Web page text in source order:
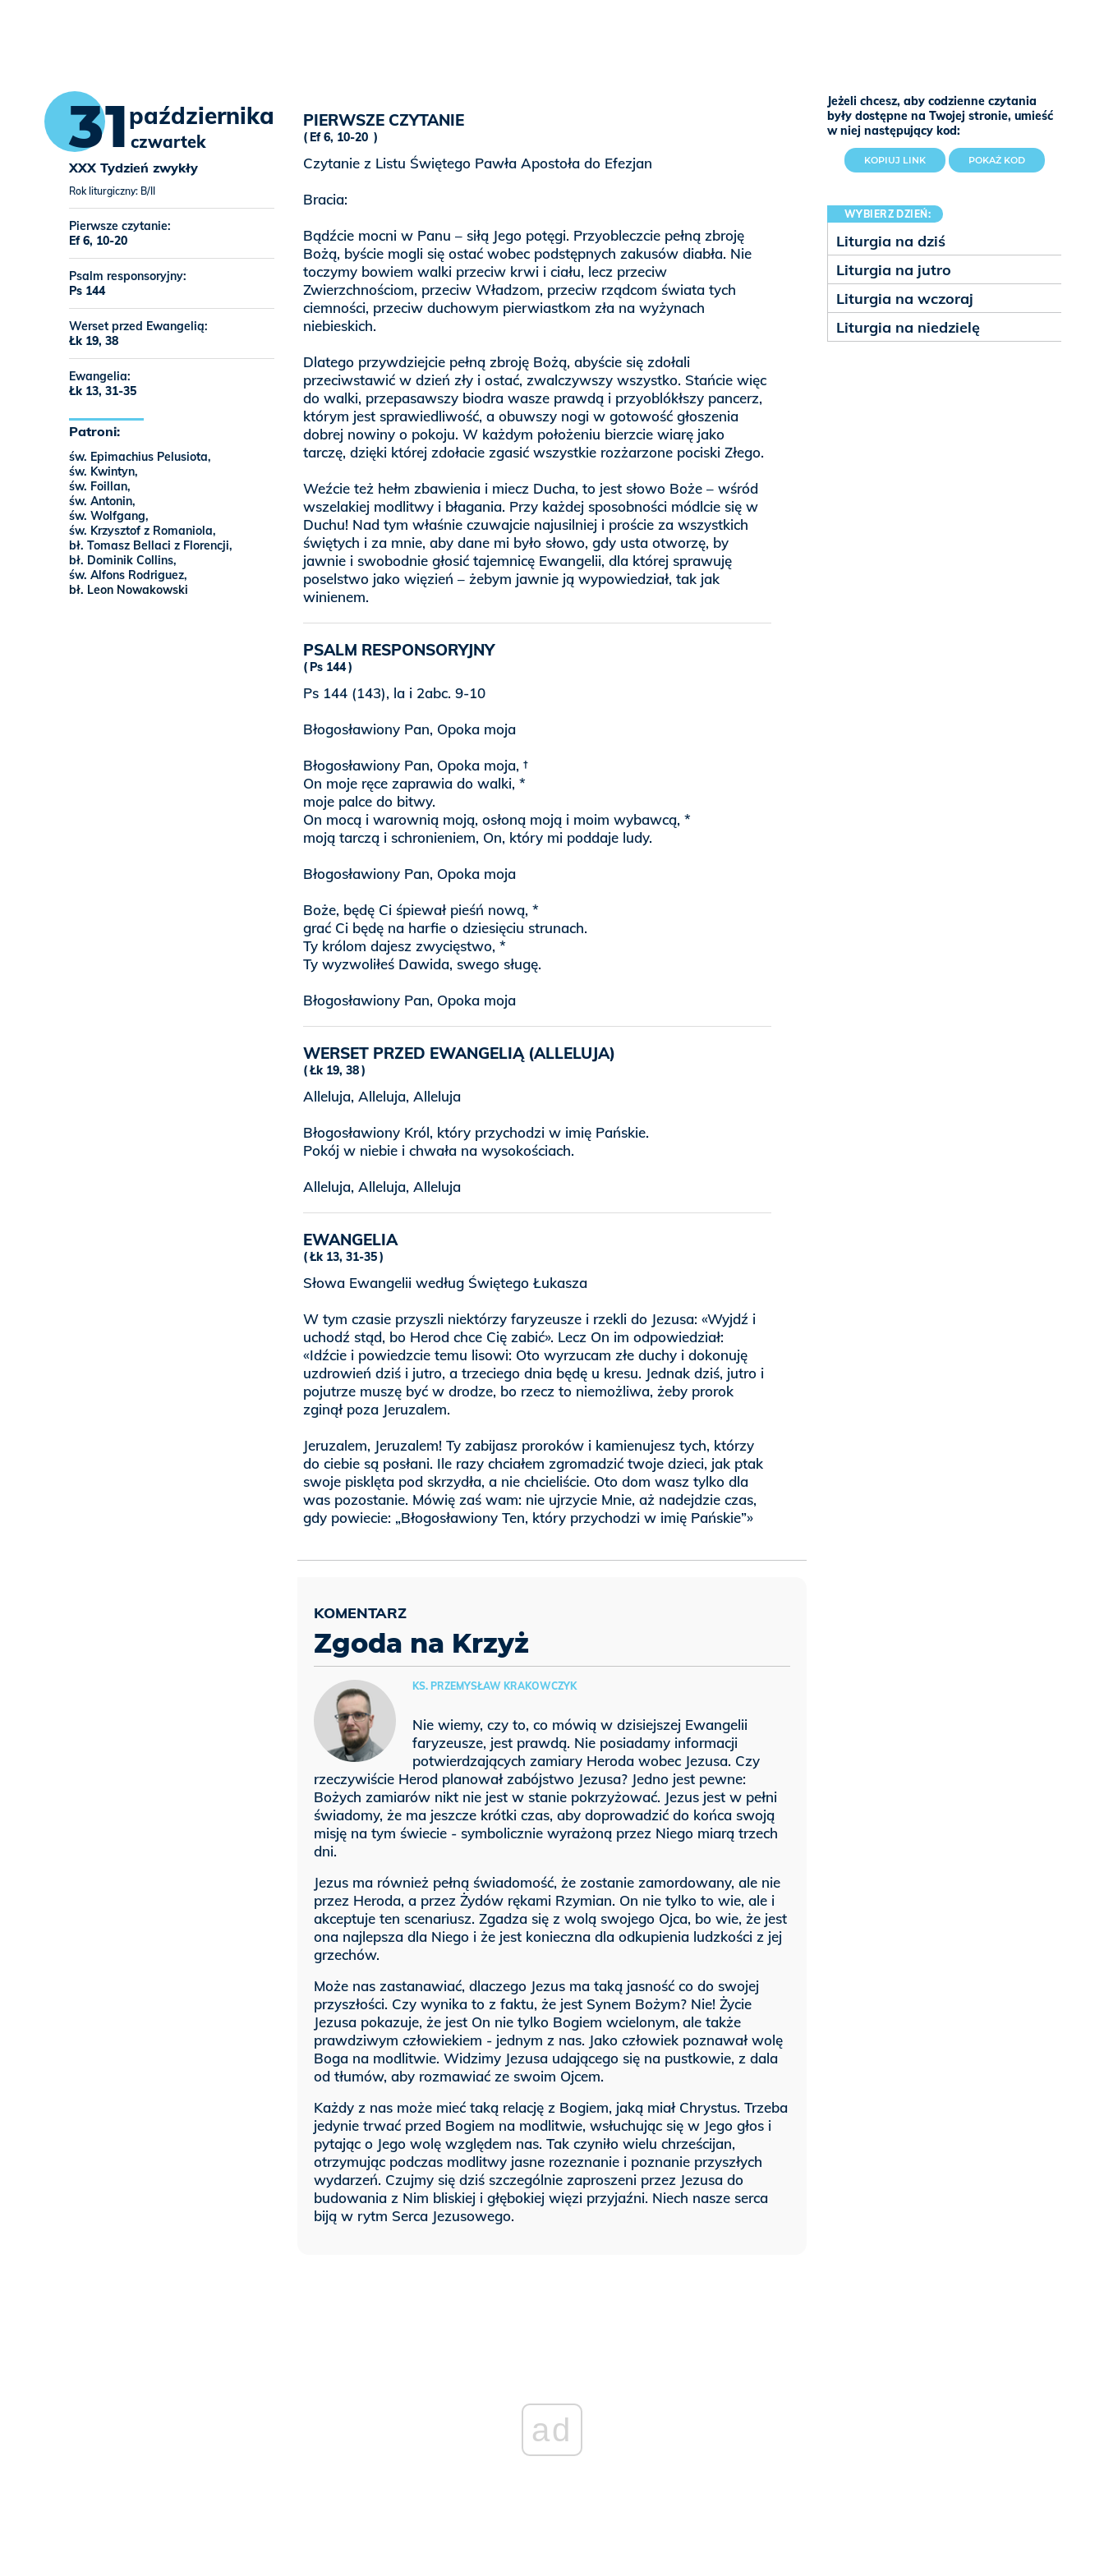
31października
czwartek
XXX Tydzień zwykły
Rok liturgiczny: B/II
Pierwsze czytanie:
Ef 6, 10-20
Psalm responsoryjny:
Ps 144
Werset przed Ewangelią:
Łk 19, 38
Ewangelia:
Łk 13, 31-35
Patroni:
św. Epimachius Pelusiota,
św. Kwintyn,
św. Foillan,
św. Antonin,
św. Wolfgang,
św. Krzysztof z Romaniola,
bł. Tomasz Bellaci z Florencji,
bł. Dominik Collins,
św. Alfons Rodriguez,
bł. Leon Nowakowski
PIERWSZE CZYTANIE
Ef 6, 10-20
Czytanie z Listu Świętego Pawła Apostoła do Efezjan
Bracia:
Bądźcie mocni w Panu – siłą Jego potęgi. Przyobleczcie pełną zbroję
Bożą, byście mogli się ostać wobec podstępnych zakusów diabła. Nie
toczymy bowiem walki przeciw krwi i ciału, lecz przeciw
Zwierzchnościom, przeciw Władzom, przeciw rządcom świata tych
ciemności, przeciw duchowym pierwiastkom zła na wyżynach
niebieskich.
Dlatego przywdziejcie pełną zbroję Bożą, abyście się zdołali
przeciwstawić w dzień zły i ostać, zwalczywszy wszystko. Stańcie więc
do walki, przepasawszy biodra wasze prawdą i przyoblókłszy pancerz,
którym jest sprawiedliwość, a obuwszy nogi w gotowość głoszenia
dobrej nowiny o pokoju. W każdym położeniu bierzcie wiarę jako
tarczę, dzięki której zdołacie zgasić wszystkie rozżarzone pociski Złego.
Weźcie też hełm zbawienia i miecz Ducha, to jest słowo Boże – wśród
wszelakiej modlitwy i błagania. Przy każdej sposobności módlcie się w
Duchu! Nad tym właśnie czuwajcie najusilniej i proście za wszystkich
świętych i za mnie, aby dane mi było słowo, gdy usta otworzę, by
jawnie i swobodnie głosić tajemnicę Ewangelii, dla której sprawuję
poselstwo jako więzień – żebym jawnie ją wypowiedział, tak jak
winienem.
PSALM RESPONSORYJNY
Ps 144
Ps 144 (143), la i 2abc. 9-10
Błogosławiony Pan, Opoka moja
Błogosławiony Pan, Opoka moja, †
On moje ręce zaprawia do walki, *
moje palce do bitwy.
On mocą i warownią moją, osłoną moją i moim wybawcą, *
moją tarczą i schronieniem, On, który mi poddaje ludy.
Błogosławiony Pan, Opoka moja
Boże, będę Ci śpiewał pieśń nową, *
grać Ci będę na harfie o dziesięciu strunach.
Ty królom dajesz zwycięstwo, *
Ty wyzwoliłeś Dawida, swego sługę.
Błogosławiony Pan, Opoka moja
WERSET PRZED EWANGELIĄ (ALLELUJA)
Łk 19, 38
Alleluja, Alleluja, Alleluja
Błogosławiony Król, który przychodzi w imię Pańskie.
Pokój w niebie i chwała na wysokościach.
Alleluja, Alleluja, Alleluja
EWANGELIA
Łk 13, 31-35
Słowa Ewangelii według Świętego Łukasza
W tym czasie przyszli niektórzy faryzeusze i rzekli do Jezusa: «Wyjdź i
uchodź stąd, bo Herod chce Cię zabić». Lecz On im odpowiedział:
«Idźcie i powiedzcie temu lisowi: Oto wyrzucam złe duchy i dokonuję
uzdrowień dziś i jutro, a trzeciego dnia będę u kresu. Jednak dziś, jutro i
pojutrze muszę być w drodze, bo rzecz to niemożliwa, żeby prorok
zginął poza Jeruzalem.
Jeruzalem, Jeruzalem! Ty zabijasz proroków i kamienujesz tych, którzy
do ciebie są posłani. Ile razy chciałem zgromadzić twoje dzieci, jak ptak
swoje pisklęta pod skrzydła, a nie chcieliście. Oto dom wasz tylko dla
was pozostanie. Mówię zaś wam: nie ujrzycie Mnie, aż nadejdzie czas,
gdy powiecie: „Błogosławiony Ten, który przychodzi w imię Pańskie”»
Jeżeli chcesz, aby codzienne czytania
były dostępne na Twojej stronie, umieść
w niej następujący kod:
KOPIUJ LINK POKAŻ KOD
WYBIERZ DZIEŃ:
Liturgia na dziś
Liturgia na jutro
Liturgia na wczoraj
Liturgia na niedzielę
Zgoda na Krzyż
KS. PRZEMYSŁAW KRAKOWCZYK
Nie wiemy, czy to, co mówią w dzisiejszej Ewangelii
faryzeusze, jest prawdą. Nie posiadamy informacji
potwierdzających zamiary Heroda wobec Jezusa. Czy
rzeczywiście Herod planował zabójstwo Jezusa? Jedno jest pewne:
Bożych zamiarów nikt nie jest w stanie pokrzyżować. Jezus jest w pełni
świadomy, że ma jeszcze krótki czas, aby doprowadzić do końca swoją
misję na tym świecie - symbolicznie wyrażoną przez Niego miarą trzech
dni.
Jezus ma również pełną świadomość, że zostanie zamordowany, ale nie
przez Heroda, a przez Żydów rękami Rzymian. On nie tylko to wie, ale i
akceptuje ten scenariusz. Zgadza się z wolą swojego Ojca, bo wie, że jest
ona najlepsza dla Niego i że jest konieczna dla odkupienia ludzkości z jej
grzechów.
Może nas zastanawiać, dlaczego Jezus ma taką jasność co do swojej
przyszłości. Czy wynika to z faktu, że jest Synem Bożym? Nie! Życie
Jezusa pokazuje, że jest On nie tylko Bogiem wcielonym, ale także
prawdziwym człowiekiem - jednym z nas. Jako człowiek poznawał wolę
Boga na modlitwie. Widzimy Jezusa udającego się na pustkowie, z dala
od tłumów, aby rozmawiać ze swoim Ojcem.
Każdy z nas może mieć taką relację z Bogiem, jaką miał Chrystus. Trzeba
jedynie trwać przed Bogiem na modlitwie, wsłuchując się w Jego głos i
pytając o Jego wolę względem nas. Tak czyniło wielu chrześcijan,
otrzymując podczas modlitwy jasne rozeznanie i poznanie przyszłych
wydarzeń. Czujmy się dziś szczególnie zaproszeni przez Jezusa do
budowania z Nim bliskiej i głębokiej więzi przyjaźni. Niech nasze serca
biją w rytm Serca Jezusowego.
ad